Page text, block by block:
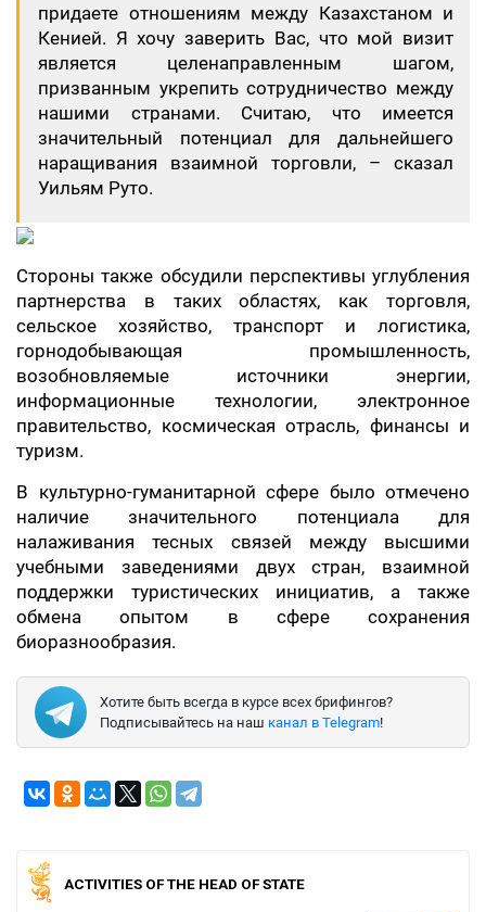
придаете отношениям между Казахстаном и
Кенией. Я хочу заверить Вас, что мой визит
является целенаправленным шагом,
призванным укрепить сотрудничество между
нашими странами. Считаю, что имеется
значительный потенциал для дальнейшего
наращивания взаимной торговли, – сказал
Уильям Руто.
Стороны также обсудили перспективы углубления
партнерства в таких областях, как торговля,
сельское хозяйство, транспорт и логистика,
горнодобывающая промышленность,
возобновляемые источники энергии,
информационные технологии, электронное
правительство, космическая отрасль, финансы и
туризм.
В культурно-гуманитарной сфере было отмечено
наличие значительного потенциала для
налаживания тесных связей между высшими
учебными заведениями двух стран, взаимной
поддержки туристических инициатив, а также
обмена опытом в сфере сохранения
биоразнообразия.
Хотите быть всегда в курсе всех брифингов?
Подписывайтесь на наш канал в Telegram!
ACTIVITIES OF THE HEAD OF STATE